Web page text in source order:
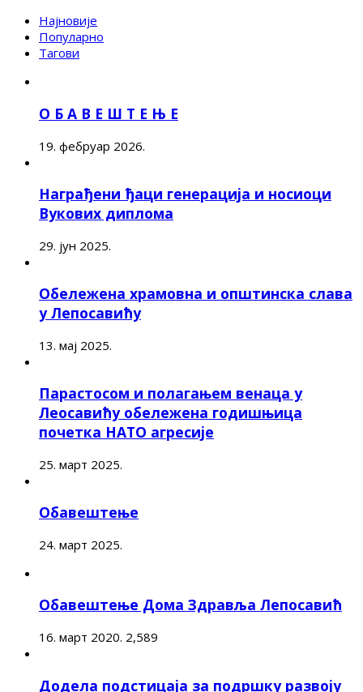
Најновије
Популарно
Тагови
О Б А В Е Ш Т Е Њ Е
19. фебруар 2026.
Награђени ђаци генерација и носиоци
Вукових диплома
29. јун 2025.
Обележена храмовна и општинска слава
у Лепосавићу
13. мај 2025.
Парастосом и полагањем венаца у
Леосавићу обележена годишњица
почетка НАТО агресије
25. март 2025.
Обавештење
24. март 2025.
Обавештење Дома Здравља Лепосавић
16. март 2020. 2,589
Додела подстицаја за подршку развоју